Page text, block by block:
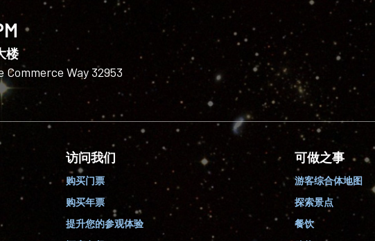
楼
Way 32953
访问我们
购买门票
购买年票
提升您的参观体验
可做之事
游客综合体地图
探索景点
餐饮